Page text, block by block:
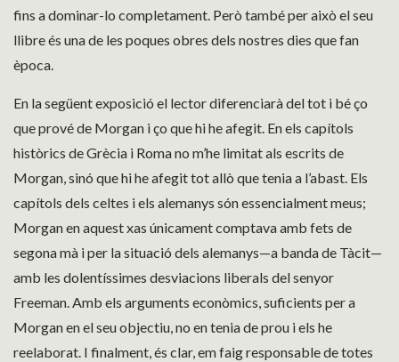
fins a dominar-lo completament. Però també per això el seu
llibre és una de les poques obres dels nostres dies que fan
època.
En la següent exposició el lector diferenciarà del tot i bé ço
que prové de Morgan i ço que hi he afegit. En els capítols
històrics de Grècia i Roma no m’he limitat als escrits de
Morgan, sinó que hi he afegit tot allò que tenia a l’abast. Els
capítols dels celtes i els alemanys són essencialment meus;
Morgan en aquest xas únicament comptava amb fets de
segona mà i per la situació dels alemanys—a banda de Tàcit—
amb les dolentíssimes desviacions liberals del senyor
Freeman. Amb els arguments econòmics, suficients per a
Morgan en el seu objectiu, no en tenia de prou i els he
reelaborat. I finalment, és clar, em faig responsable de totes